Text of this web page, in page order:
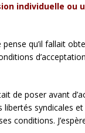
individuelle ou
qu’il fallait
de poser avant
libertés syndicales
conditions.